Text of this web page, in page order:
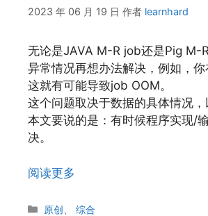
2023 年 06 月 19 日 作者 learnhard
无论是JAVA M-R job还是Pig M-
异常情况再想办法解决，例如，
这就有可能导致job OOM。
这个问题取决于数据的具体情况
本文要说的是：有时候程序实现/
决。
阅读更多
分
原创 、综合